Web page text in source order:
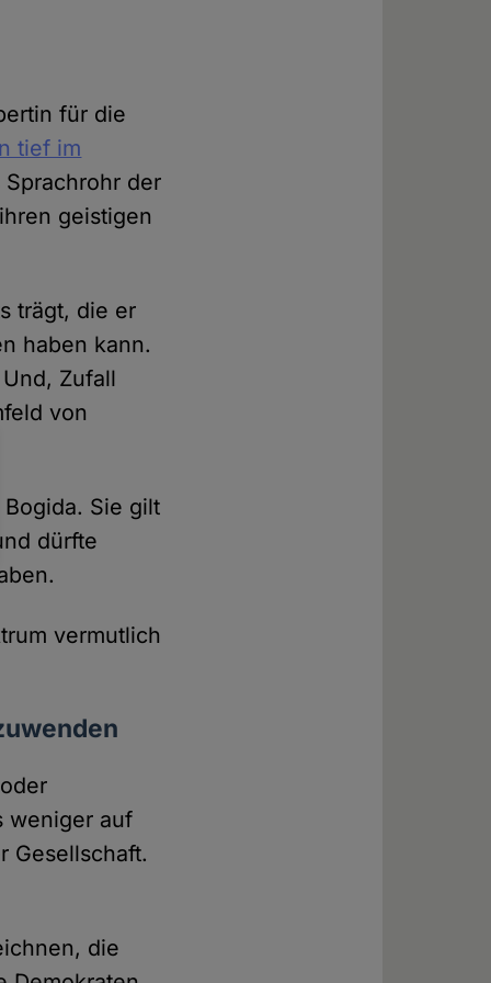
für die
tief im
der
geistigen
trägt, die er
haben kann.
Zufall
von
Sie gilt
dürfte
vermutlich
weniger auf
Gesellschaft.
die